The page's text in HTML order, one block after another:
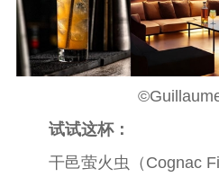
试试这杯：
干邑萤火虫（Cognac